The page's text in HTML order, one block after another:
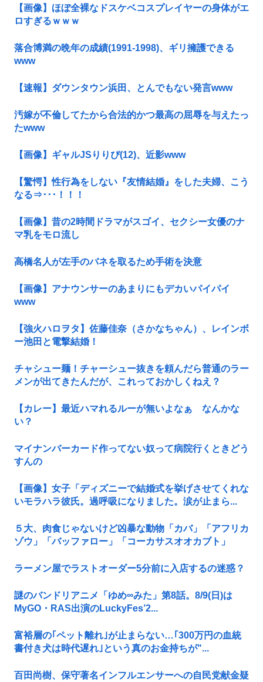
【画像】ほぼ全裸なドスケベコスプレイヤーの身体がエ
ロすぎるｗｗｗ
落合博満の晩年の成績(1991-1998)、ギリ擁護できる
www
【速報】ダウンタウン浜田、とんでもない発言www
汚嫁が不倫してたから合法的かつ最高の屈辱を与えたっ
たwww
【画像】ギャルJSりりぴ(12)、近影www
【驚愕】性行為をしない『友情結婚』をした夫婦、こう
なる⇒･･･！！！
【画像】昔の2時間ドラマがスゴイ、セクシー女優のナ
マ乳をモロ流し
高橋名人が左手のバネを取るため手術を決意
【画像】アナウンサーのあまりにもデカいパイパイ
www
【強火ハロヲタ】佐藤佳奈（さかなちゃん）、レインボ
ー池田と電撃結婚！
チャシュー麺！チャーシュー抜きを頼んだら普通のラー
メンが出てきたんだが、これっておかしくねえ？
【カレー】最近ハマれるルーが無いよなぁ なんかな
い？
マイナンバーカード作ってない奴って病院行くときどう
すんの
【画像】女子「ディズニーで結婚式を挙げさせてくれな
いモラハラ彼氏。過呼吸になりました。涙が止まら...
５大、肉食じゃないけど凶暴な動物「カバ」「アフリカ
ゾウ」「バッファロー」「コーカサスオオカブト」
ラーメン屋でラストオーダー5分前に入店するの迷惑？
謎のバンドリアニメ「ゆめ∞みた」第8話。8/9(日)は
MyGO・RAS出演のLuckyFes’2...
富裕層の｢ペット離れ｣が止まらない…｢300万円の血統
書付き犬は時代遅れ｣という真のお金持ちが"...
百田尚樹、保守著名インフルエンサーへの自民党献金疑